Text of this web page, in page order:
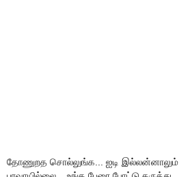
தோணுறத சொல்லுங்க... ஐடி இல்லன்னாலும்